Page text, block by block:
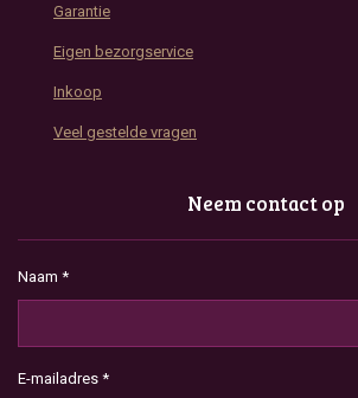
Garantie
Eigen bezorgservice
Inkoop
Veel gestelde vragen
Neem contact op
Naam *
E-mailadres *